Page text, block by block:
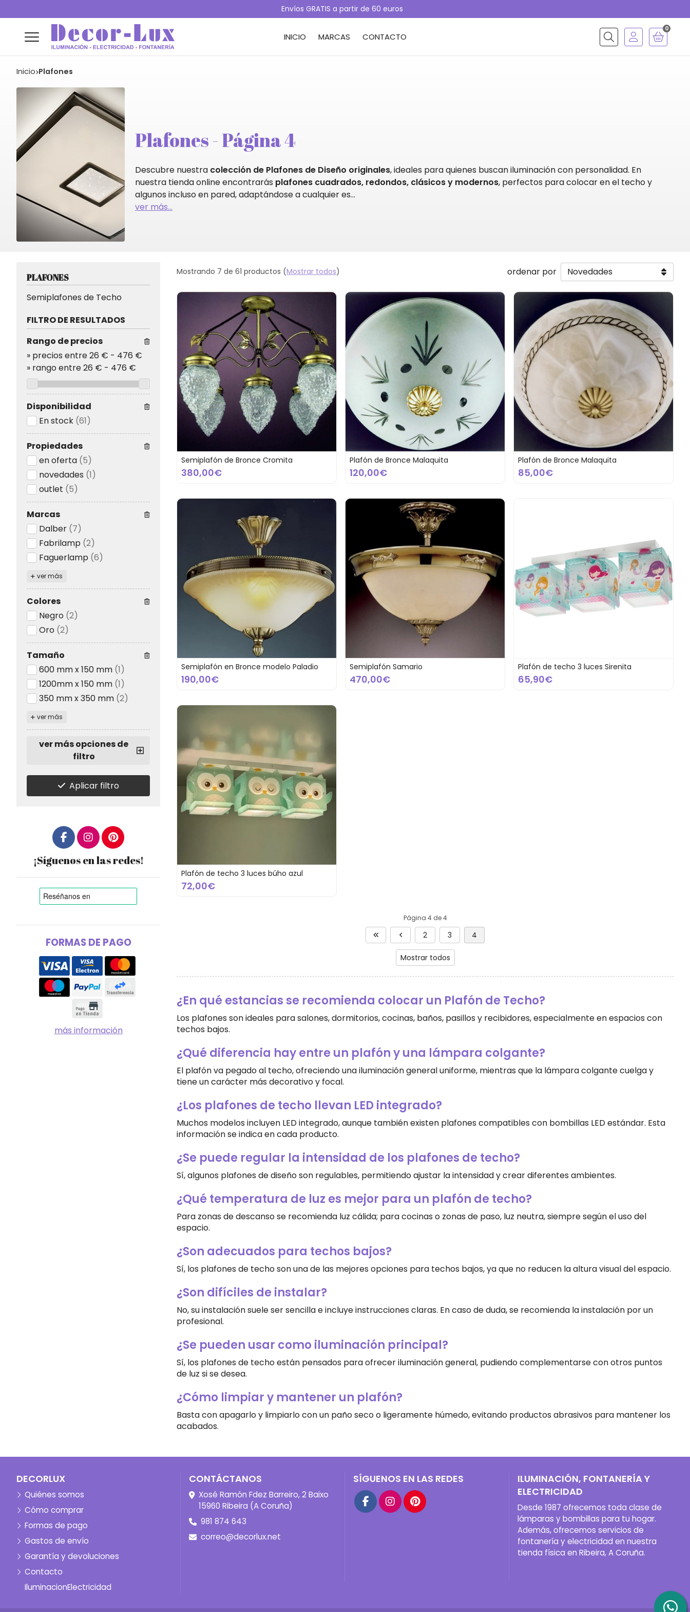
Envíos GRATIS a partir de 60 euros
INICIO MARCAS CONTACTO Buscar
0
Inicio Plafones
Plafones - Página 4
Descubre nuestra colección de Plafones de Diseño originales, ideales para quienes buscan iluminación con personalidad. En
nuestra tienda online encontrarás plafones cuadrados, redondos, clásicos y modernos, perfectos para colocar en el techo y
algunos incluso en pared, adaptándose a cualquier es...
ver más...
¿En qué estancias se recomienda colocar un Plafón de Techo?
Los plafones son ideales para salones, dormitorios, cocinas, baños, pasillos y recibidores, especialmente en espacios con
techos bajos.
¿Qué diferencia hay entre un plafón y una lámpara colgante?
El plafón va pegado al techo, ofreciendo una iluminación general uniforme, mientras que la lámpara colgante cuelga y
tiene un carácter más decorativo y focal.
¿Los plafones de techo llevan LED integrado?
Muchos modelos incluyen LED integrado, aunque también existen plafones compatibles con bombillas LED estándar. Esta
información se indica en cada producto.
¿Se puede regular la intensidad de los plafones de techo?
Sí, algunos plafones de diseño son regulables, permitiendo ajustar la intensidad y crear diferentes ambientes.
¿Qué temperatura de luz es mejor para un plafón de techo?
Para zonas de descanso se recomienda luz cálida; para cocinas o zonas de paso, luz neutra, siempre según el uso del
espacio.
¿Son adecuados para techos bajos?
Sí, los plafones de techo son una de las mejores opciones para techos bajos, ya que no reducen la altura visual del espacio.
¿Son difíciles de instalar?
No, su instalación suele ser sencilla e incluye instrucciones claras. En caso de duda, se recomienda la instalación por un
profesional.
¿Se pueden usar como iluminación principal?
Sí, los plafones de techo están pensados para ofrecer iluminación general, pudiendo complementarse con otros puntos
de luz si se desea.
¿Cómo limpiar y mantener un plafón?
Basta con apagarlo y limpiarlo con un paño seco o ligeramente húmedo, evitando productos abrasivos para mantener los
acabados.
Mostrando 7 de 61 productos (Mostrar todos) ordenar por
Semiplafón de Bronce Cromita
380,00€
Plafón de Bronce Malaquita
120,00€
Plafón de Bronce Malaquita
85,00€
Semiplafón en Bronce modelo Paladio
190,00€
Semiplafón Samario
470,00€
Plafón de techo 3 luces Sirenita
65,90€
Plafón de techo 3 luces búho azul
72,00€
Página 4 de 4
2 3 4
Mostrar todos
PLAFONES
Semiplafones de Techo
FILTRO DE RESULTADOS
Rango de precios
» precios entre 26 € - 476 €
» rango entre26 € - 476 €
Disponibilidad
En stock (61)
Propiedades
en oferta (5)
novedades (1)
outlet (5)
Marcas
Dalber (7)
Fabrilamp (2)
Faguerlamp (6)
ver más
Colores
Negro (2)
Oro (2)
Tamaño
600 mm x 150 mm (1)
1200mm x 150 mm (1)
350 mm x 350 mm (2)
ver más
ver más opciones de
filtro
Aplicar filtro
¡Síguenos en las redes!
FORMAS DE PAGO
más información
DECORLUX
Quiénes somos
Cómo comprar
Formas de pago
Gastos de envío
Garantía y devoluciones
Contacto
CONTÁCTANOS
Xosé Ramón Fdez Barreiro, 2 Baixo
15960 Ribeira (A Coruña)
981 874 643
correo@decorlux.net
SÍGUENOS EN LAS REDES
ILUMINACIÓN, FONTANERÍA Y
ELECTRICIDAD
Desde 1987 ofrecemos toda clase de
lámparas y bombillas para tu hogar.
Además, ofrecemos servicios de
fontanería y electricidad en nuestra
tienda física en Ribeira, A Coruña.
IluminacionElectricidad